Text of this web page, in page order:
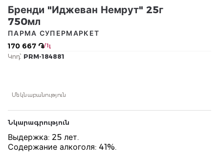
Бренди "Иджеван Немрут" 25г
750мл
170 667 ֏/ 1լ
ПАРМА СУПЕРМАРКЕТ
Կոդ՝ PRM-184881
Մեկնաբանություն
Նկարագրություն
Выдержка: 25 лет.
Содержание алкоголя: 41%.